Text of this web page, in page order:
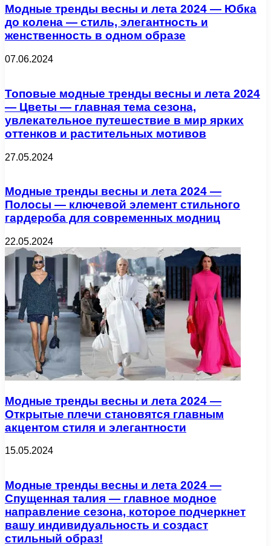
Модные тренды весны и лета 2024 — Юбка
до колена — стиль, элегантность и
женственность в одном образе
07.06.2024
Топовые модные тренды весны и лета 2024
— Цветы — главная тема сезона,
увлекательное путешествие в мир ярких
оттенков и растительных мотивов
27.05.2024
Модные тренды весны и лета 2024 —
Полосы — ключевой элемент стильного
гардероба для современных модниц
22.05.2024
Модные тренды весны и лета 2024 —
Открытые плечи становятся главным
акцентом стиля и элегантности
15.05.2024
Модные тренды весны и лета 2024 —
Спущенная талия — главное модное
направление сезона, которое подчеркнет
вашу индивидуальность и создаст
стильный образ!